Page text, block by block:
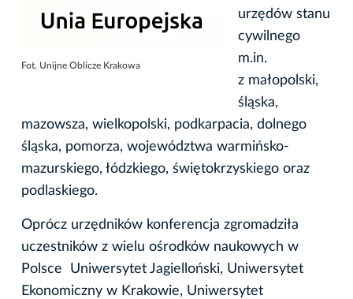
Fot. Unijne Oblicze Krakowa
urzędów stanu
cywilnego
m.in.
z małopolski,
śląska,
mazowsza, wielkopolski, podkarpacia, dolnego
śląska, pomorza, województwa warmińsko-
mazurskiego, łódzkiego, świętokrzyskiego oraz
podlaskiego.
Oprócz urzędników konferencja zgromadziła
uczestników z wielu ośrodków naukowych w
Polsce Uniwersytet Jagielloński, Uniwersytet
Ekonomiczny w Krakowie, Uniwersytet